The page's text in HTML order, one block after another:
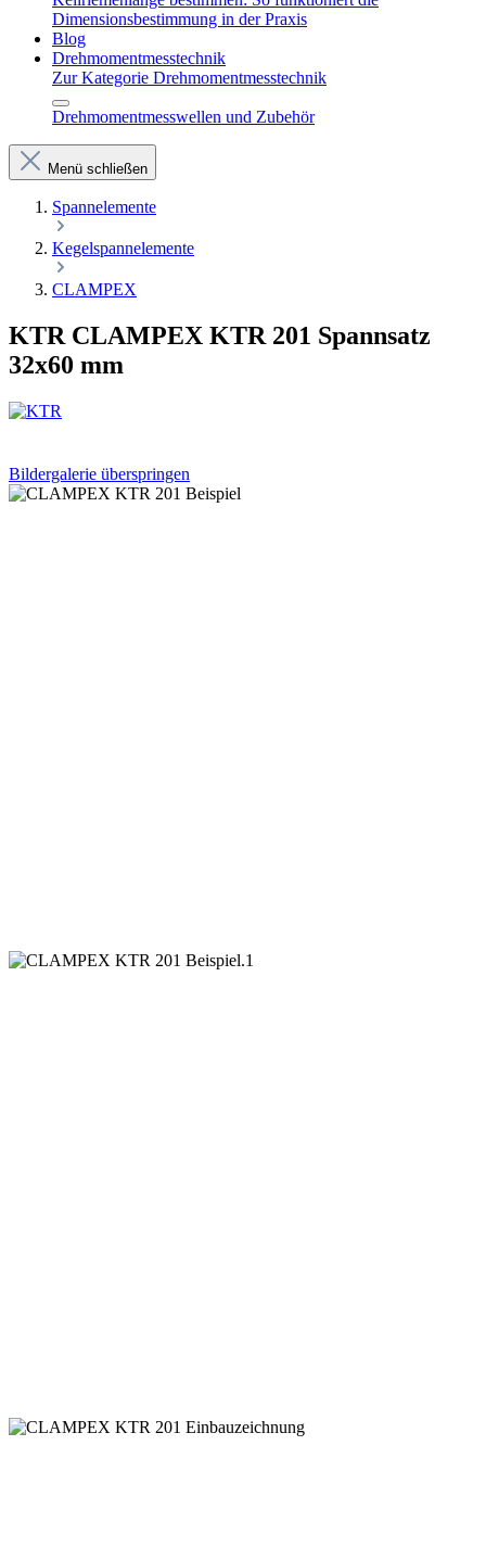
Dimensionsbestimmung in der Praxis
Blog
Drehmomentmesstechnik
Zur Kategorie Drehmomentmesstechnik
Drehmomentmesswellen und Zubehör
Menü schließen
Spannelemente
Kegelspannelemente
CLAMPEX
KTR CLAMPEX KTR 201 Spannsatz
32x60 mm
Bildergalerie überspringen